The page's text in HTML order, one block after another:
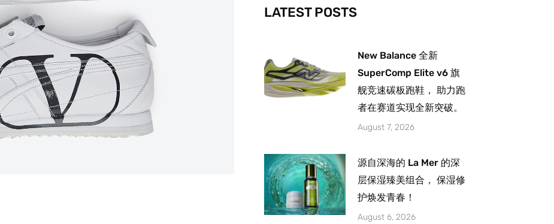
-
f
m
LATEST POSTS
New Balance 全新
SuperComp Elite v6 旗
舰竞速碳板跑鞋， 助力跑
者在赛道实现全新突破。
August 7, 2026
源自深海的 La Mer 的深
层保湿臻美组合， 保湿修
护焕发青春！
August 6, 2026